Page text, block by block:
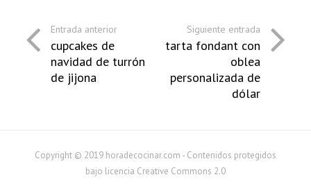
Entrada anterior
cupcakes de
navidad de turrón
de jijona
Siguiente entrada
tarta fondant con
oblea
personalizada de
dólar
Copyright © 2019 horadecocinar.com - Contenidos protegidos
bajo licencia Creative Commons 2.0